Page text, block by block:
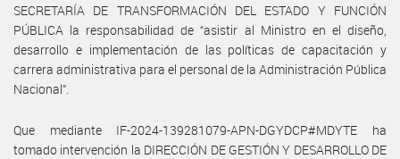
SECRETARÍA DE TRANSFORMACIÓN DEL ESTADO Y FUNCIÓN
PÚBLICA la responsabilidad de “asistir al Ministro en el diseño,
desarrollo e implementación de las políticas de capacitación y
carrera administrativa para el personal de la Administración Pública
Nacional”.
Que mediante IF-2024-139281079-APN-DGYDCP#MDYTE ha
tomado intervención la DIRECCIÓN DE GESTIÓN Y DESARROLLO DE